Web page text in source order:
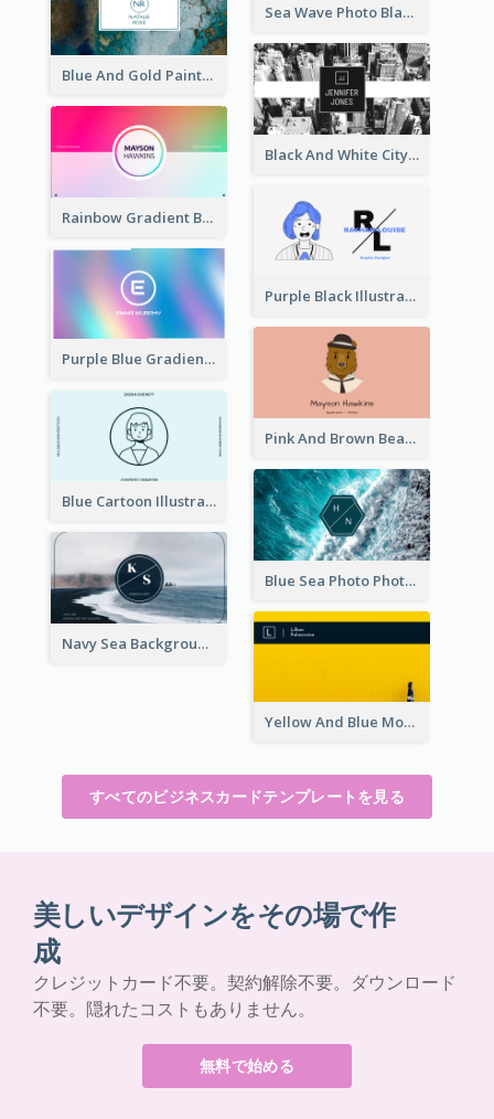
Sea Wave Photo Black And White Business Card
Blue And Gold Painting Texture Business Card
Black And White City Photo Business Card
Rainbow Gradient Background Business Card
Purple Black Illustration Portrait Business Card
Purple Blue Gradient Background Business Card
Pink And Brown Bear Illustration Business Card
Blue Cartoon Illustration Portrait Business Card
Blue Sea Photo Photographer Business Card
Navy Sea Background Photographer Business Card
Yellow And Blue Modern Photographer Business Card
すべてのビジネスカードテンプレートを見る
美しいデザインをその場で作
成
クレジットカード不要。契約解除不要。ダウンロード
不要。隠れたコストもありません。
無料で始める